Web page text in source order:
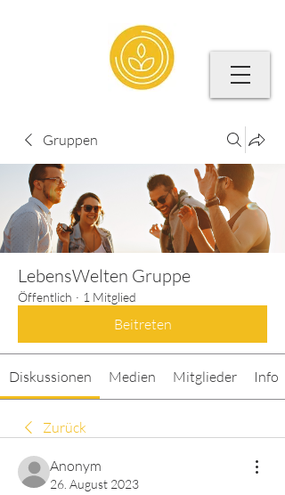
Gruppen
LebensWelten Gruppe
Öffentlich · 1 Mitglied
Beitreten
Diskussionen Medien Mitglieder Info
Zurück
Anonym
26. August 2023